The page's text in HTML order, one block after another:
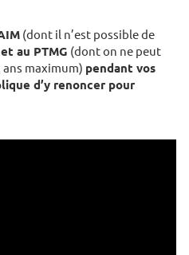
(dont il n’est possible de
et au PTMG (dont on ne peut
maximum) pendant vos
d’y renoncer pour